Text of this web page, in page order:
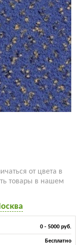
от цвета в
товары в нашем
0 - 5000 руб.
Бесплатно